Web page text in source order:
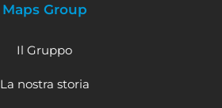
Maps Group
Il Gruppo
La nostra storia